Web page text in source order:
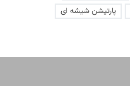
پارتیشن شیشه ای